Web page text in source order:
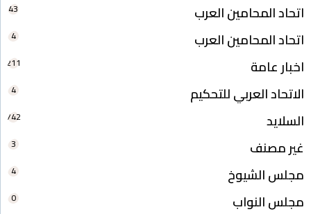
اتحاد المحامين العرب 43
اتحاد المحامين العرب 4
اخبار عامة 211
الاتحاد العربي للتحكيم 4
السلايد 742
غير مصنف 3
مجلس الشيوخ 4
مجلس النواب 0